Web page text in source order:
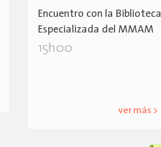
Encuentro con la Biblioteca
Especializada del MMAM
15h00
ver más >